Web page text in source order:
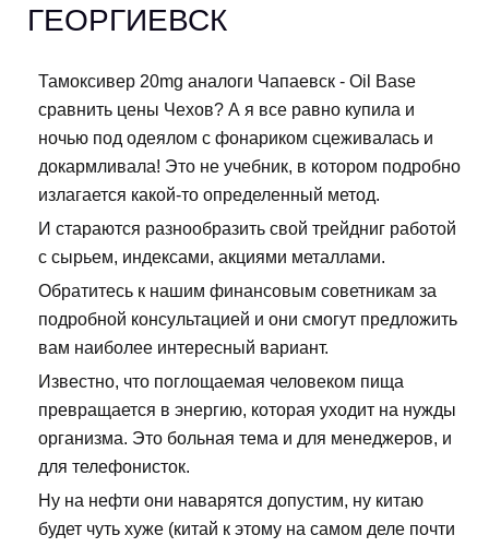
ГЕОРГИЕВСК
Тамоксивер 20mg аналоги Чапаевск - Oil Base
сравнить цены Чехов? А я все равно купила и
ночью под одеялом с фонариком сцеживалась и
докармливала! Это не учебник, в котором подробно
излагается какой-то определенный метод.
И стараются разнообразить свой трейдниг работой
с сырьем, индексами, акциями металлами.
Обратитесь к нашим финансовым советникам за
подробной консультацией и они смогут предложить
вам наиболее интересный вариант.
Известно, что поглощаемая человеком пища
превращается в энергию, которая уходит на нужды
организма. Это больная тема и для менеджеров, и
для телефонисток.
Ну на нефти они наварятся допустим, ну китаю
будет чуть хуже (китай к этому на самом деле почти